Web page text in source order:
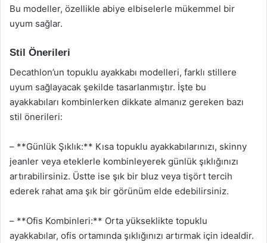
Bu modeller, özellikle abiye elbiselerle mükemmel bir
uyum sağlar.
Stil Önerileri
Decathlon’un topuklu ayakkabı modelleri, farklı stillere
uyum sağlayacak şekilde tasarlanmıştır. İşte bu
ayakkabıları kombinlerken dikkate almanız gereken bazı
stil önerileri:
– **Günlük Şıklık:** Kısa topuklu ayakkabılarınızı, skinny
jeanler veya eteklerle kombinleyerek günlük şıklığınızı
artırabilirsiniz. Üstte ise şık bir bluz veya tişört tercih
ederek rahat ama şık bir görünüm elde edebilirsiniz.
– **Ofis Kombinleri:** Orta yükseklikte topuklu
ayakkabılar, ofis ortamında şıklığınızı artırmak için idealdir.